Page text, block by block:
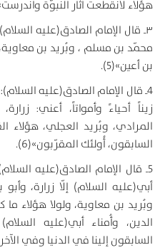
هؤلاء لانقطعت آثار النبوّة
۳ـ قال الإمام الصادق(عليه
محمّد بن مسلم ، وبُريد بن
بن أعين»(5).
4ـ قال الإمام الصادق(عليه
زيناً أحياءً وأمواتاً، أعني:
المرادي، وبُريد العجلي، هؤلاء
السابقون، أُولئك المقرّبون»(6).
5ـ قال الإمام الصادق(عليه
أبي(عليه السلام) إلّا زرارة،
وبُريد بن معاوية، ولولا هؤلاء
الدين، وأُمناء أبي(عليه
السابقون إلينا في الدنيا وفي